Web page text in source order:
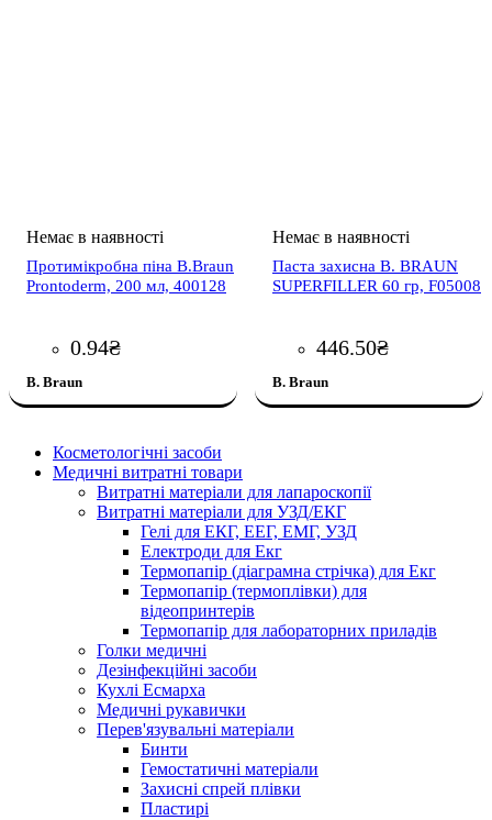
Протимікробна піна B.Braun
Prontoderm, 200 мл, 400128
0.94₴
B. Braun
Паста захисна B. BRAUN
SUPERFILLER 60 гр, F05008
446.50₴
B. Braun
Косметологічні засоби
Медичні витратні товари
Витратні матеріали для лапароскопії
Витратні матеріали для УЗД/ЕКГ
Гелі для ЕКГ, ЕЕГ, ЕМГ, УЗД
Електроди для Екг
Термопапір (діаграмна стрічка) для Екг
Термопапір (термоплівки) для
відеопринтерів
Термопапір для лабораторних приладів
Голки медичні
Дезінфекційні засоби
Кухлі Есмарха
Медичні рукавички
Перев'язувальні матеріали
Бинти
Гемостатичні матеріали
Захисні спрей плівки
Пластирі